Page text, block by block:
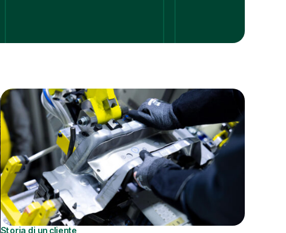
Storia di un cliente